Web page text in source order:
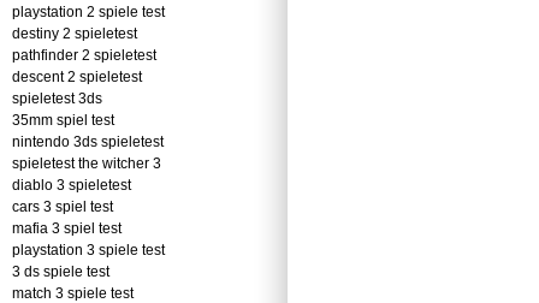
playstation 2 spiele test
destiny 2 spieletest
pathfinder 2 spieletest
descent 2 spieletest
spieletest 3ds
35mm spiel test
nintendo 3ds spieletest
spieletest the witcher 3
diablo 3 spieletest
cars 3 spiel test
mafia 3 spiel test
playstation 3 spiele test
3 ds spiele test
match 3 spiele test